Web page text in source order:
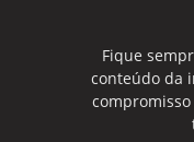
Fique
conteúdo da